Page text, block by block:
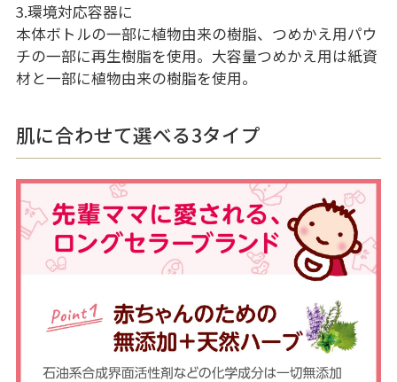
3.環境対応容器に
本体ボトルの一部に植物由来の樹脂、つめかえ用パウ
チの一部に再生樹脂を使用。大容量つめかえ用は紙資
材と一部に植物由来の樹脂を使用。
肌に合わせて選べる3タイプ